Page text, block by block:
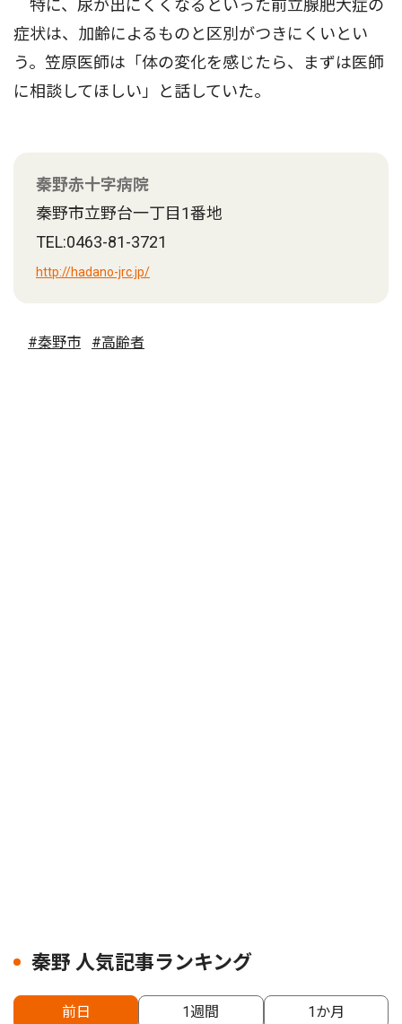
特に、尿が出にくくなるといった前立腺肥大症の
症状は、加齢によるものと区別がつきにくいとい
う。笠原医師は「体の変化を感じたら、まずは医師
に相談してほしい」と話していた。
秦野赤十字病院
秦野市立野台一丁目1番地
TEL:0463-81-3721
http://hadano-jrc.jp/
#秦野市 #高齢者
秦野 人気記事ランキング
前日 1週間 1か月